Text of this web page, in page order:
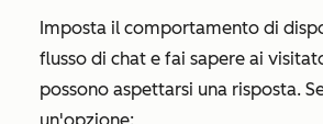
Imposta il comportamento di
flusso di chat e fai sapere ai
possono aspettarsi una risposta.